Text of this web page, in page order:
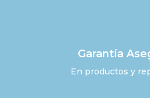
Garantía
En productos y